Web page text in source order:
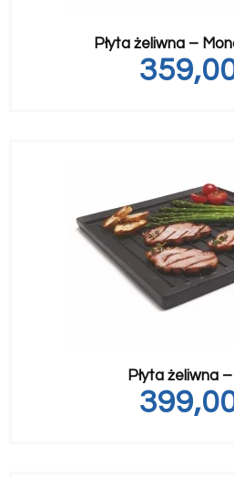
Płyta żeliwna –
Płyta żeliwna